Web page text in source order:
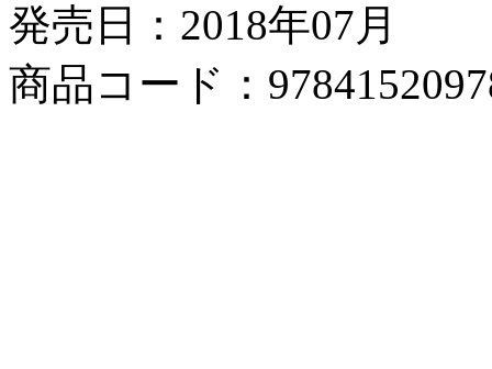
発売日：2018年07月
商品コード：